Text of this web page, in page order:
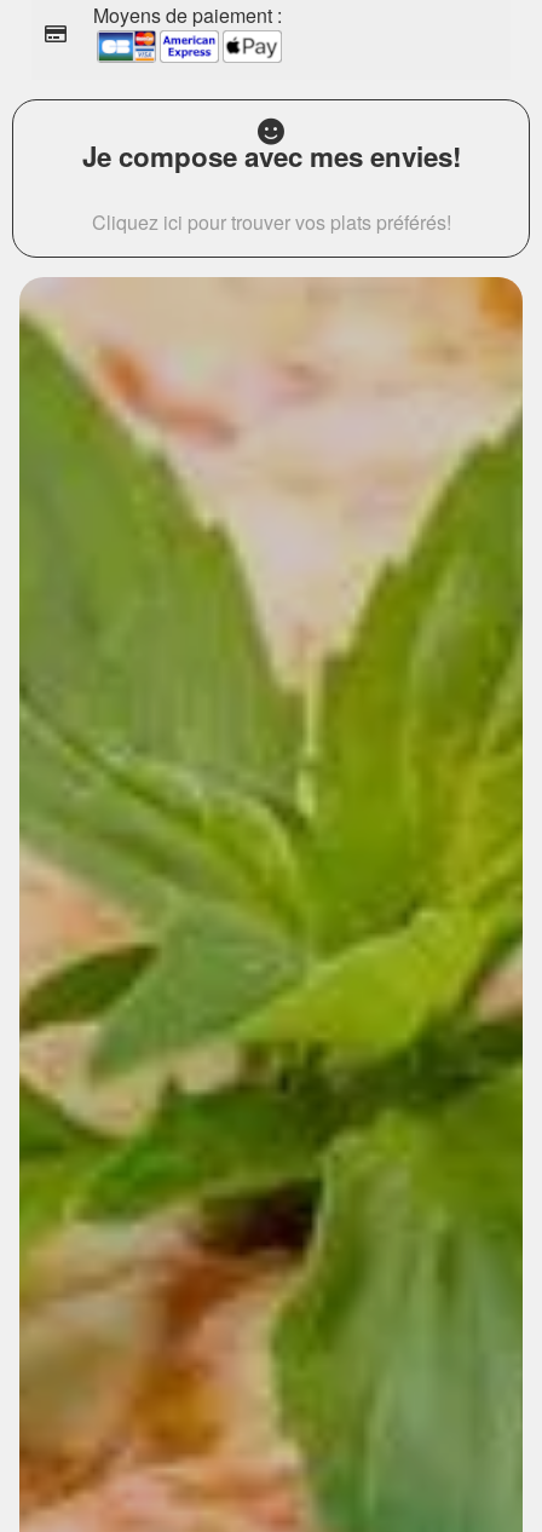
Moyens de paiement :
Je compose avec mes envies!
Cliquez ici pour trouver vos plats préférés!